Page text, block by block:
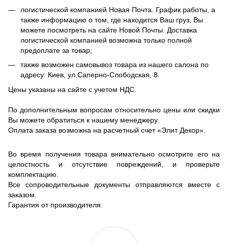
логистической компанией Новая Почта. График работы, а
также информацию о том, где находится Ваш груз, Вы
можете посмотреть на сайте Новой Почты. Доставка
логистической компанией возможна только полной
предоплате за товар;
также возможен самовывоз товара из нашего салона по
адресу: Киев, ул.Саперно-Слободская, 8.
Цены указаны на сайте с учетом НДС.
По дополнительным вопросам относительно цены или скидки
Вы можете обратиться к нашему менеджеру.
Оплата заказа возможна на расчетный счет «Элит Декор».
Во время получения товара внимательно осмотрите его на
целостность и отсутствие повреждений, и проверьте
комплектацию.
Все сопроводительные документы отправляются вместе с
заказом.
Гарантия от производителя.